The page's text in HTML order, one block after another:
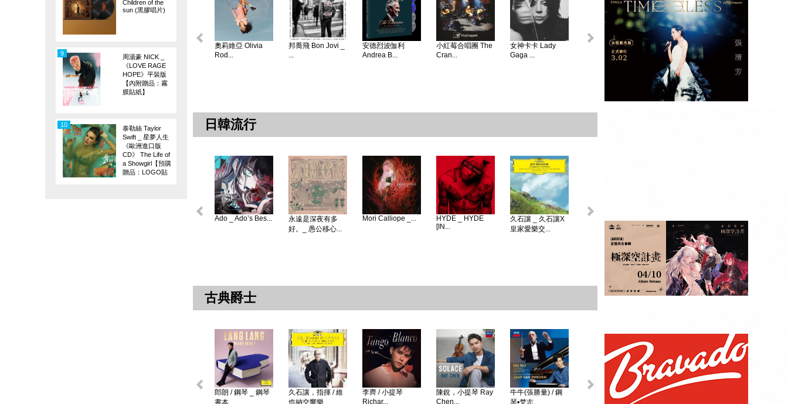
Children of the
sun (黑膠唱片)
周湯豪 NICK _
《LOVE RAGE
HOPE》平裝版
【內附贈品：霧
膜貼紙】
9
泰勒絲 Taylor
Swift _ 星夢人生
《歐洲進口版
CD》 The Life of
a Showgirl【預購
贈品：LOGO貼
10
奧莉維亞 Olivia
Rod...
邦喬飛 Bon Jovi _
...
安德烈波伽利
Andrea B...
小紅莓合唱團 The
Cran...
女神卡卡 Lady
Gaga ...
怪奇比莉 BILLIE
蘿兒 Lorde _ 聖女
莎賓娜卡本特
Sabrina ...
日韓流行
Ado _ Ado’s Bes...
永遠是深夜有多
好。_ 愚公移心...
Mori Calliope _...
HYDE _ HYDE
[IN...
久石讓 _ 久石讓X
皇家愛樂交...
初音未來 _
MAGICAL ...
贈品：SPECIAL
BOOK+視覺貼紙
10張SET+特典影
古典爵士
郎朗 / 鋼琴 _ 鋼琴
書本 ...
久石讓，指揮 / 維
也納交響樂...
李齊 / 小提琴
Richar...
陳銳，小提琴 Ray
Chen...
牛牛(張勝量) / 鋼
琴•梵志...
戴安娜‧克瑞兒
環球DG古典音樂